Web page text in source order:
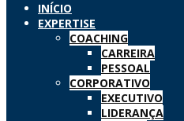
INÍCIO
EXPERTISE
COACHING
CARREIRA
PESSOAL
CORPORATIVO
EXECUTIVO
LIDERANÇA